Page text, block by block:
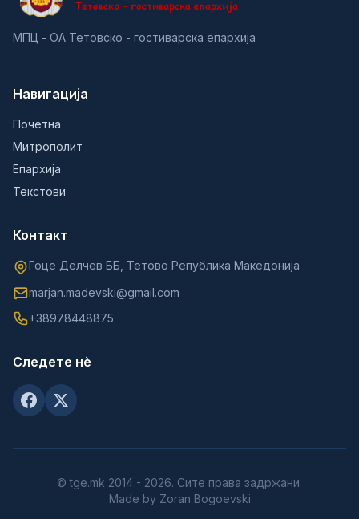
МПЦ - ОА Тетовско - гостиварска епархија
Навигација
Почетна
Митрополит
Епархија
Текстови
Контакт
Гоце Делчев ББ, Тетово Република Македонија
marjan.madevski@gmail.com
+38978448875
Следете нè
© tge.mk 2014 - 2026. Сите права задржани.
Made by Zoran Bogoevski